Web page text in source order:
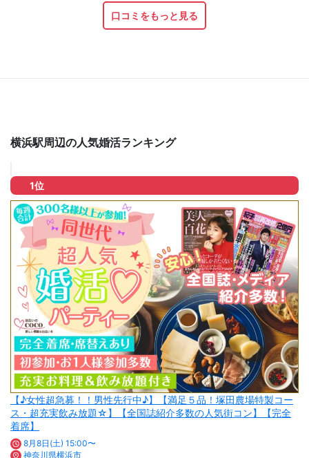
口コミをもっと見る
横浜駅周辺の人気婚活ランキング
1位
【♪女性超急募！！男性先行中♪】【満足５品！塚田農場特製コー
ス・超充実飲み放題☆】【全国誌紹介多数の人気街コン】【完全
着席】
8月8日(土) 15:00〜
神奈川県横浜市